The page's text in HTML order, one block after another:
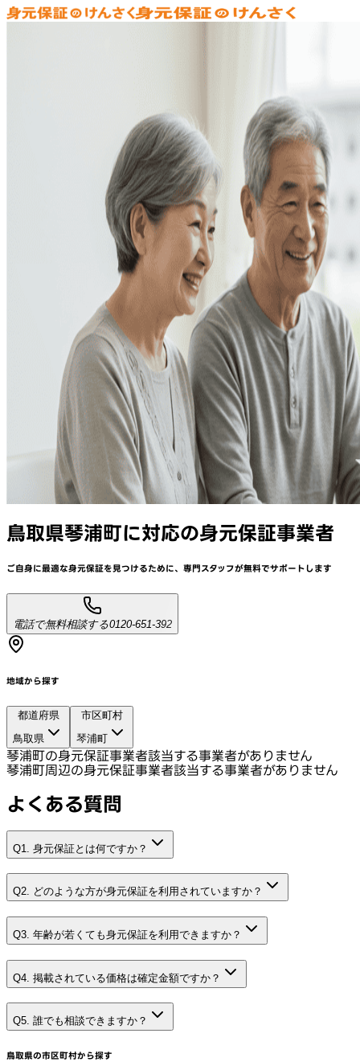
鳥取県琴浦町に対応の身元保証事業者
ご自身に最適な身元保証を見つけるために、 専門スタッフが無料でサポートします
電話で無料相談する0120-651-392
地域から探す
都道府県
鳥取県
市区町村
琴浦町
琴浦町の身元保証事業者該当する事業者がありません
琴浦町周辺の身元保証事業者該当する事業者がありません
よくある質問
Q1. 身元保証とは何ですか？
Q2. どのような方が身元保証を利用されていますか？
Q3. 年齢が若くても身元保証を利用できますか？
Q4. 掲載されている価格は確定金額ですか？
Q5. 誰でも相談できますか？
鳥取県の市区町村から探す